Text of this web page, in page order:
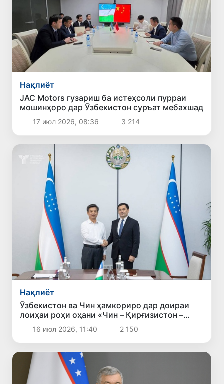
Нақлиёт
JAC Motors гузариш ба истеҳсоли пурраи
мошинҳоро дар Ӯзбекистон суръат мебахшад
17 июл 2026, 08:36 3 214
Нақлиёт
Ӯзбекистон ва Чин ҳамкориро дар доираи
лоиҳаи роҳи оҳани «Чин – Қирғизистон –
Ӯзбекистон» густариш медиҳанд
16 июл 2026, 11:40 2 150